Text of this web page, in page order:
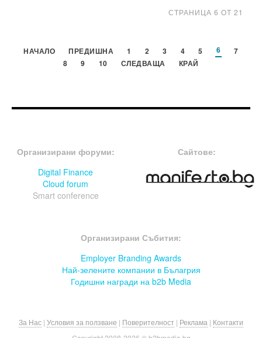
СТРАНИЦА 6 ОТ 21
НАЧАЛО ПРЕДИШНА 1 2 3 4 5 6
7
8
9 10 СЛЕДВАЩА КРАЙ
Организирани форуми:
Digital Finance
Cloud forum
Smart conference
Сайтове:
Организирани Събития:
Employer Branding Awards
Най-зелените компании в Бълагрия
Годишни награди на b2b Media
За Нас | Условия за ползване | Поверителност | Реклама | Контакти